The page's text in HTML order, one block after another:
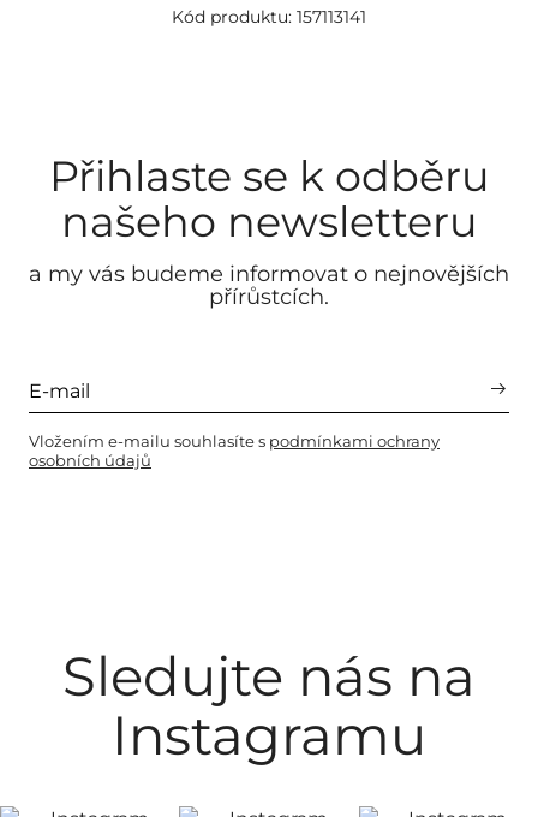
Kód produktu: 157113141
Přihlaste se k odběru
našeho newsletteru
a my vás budeme informovat o nejnovějších
přírůstcích.
Vložením e-mailu souhlasíte s podmínkami ochrany
osobních údajů
Sledujte nás na
Instagramu